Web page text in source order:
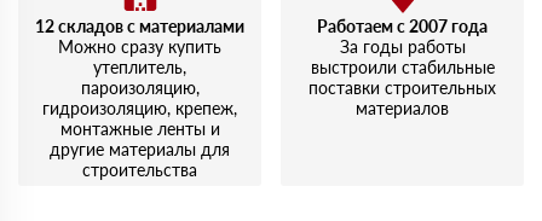
12 складов с материалами
Можно сразу купить
утеплитель,
пароизоляцию,
гидроизоляцию, крепеж,
монтажные ленты и
другие материалы для
строительства
Работаем с 2007 года
За годы работы
выстроили стабильные
поставки строительных
материалов